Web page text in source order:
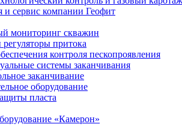
и сервис компании Геофит
мониторинг скважин
притока
контроля пескопроявления
системы заканчивания
заканчивание
оборудование
пласта
«Камерон»